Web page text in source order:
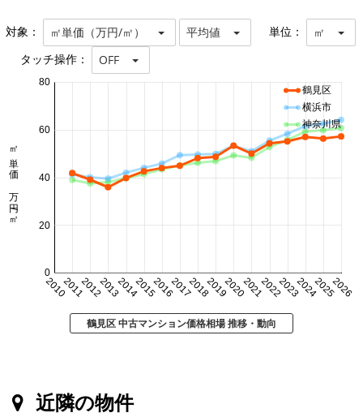
対象： ㎡単価（万円/㎡） 平均値 単位： ㎡
タッチ操作： OFF
20102011201220132014201520162017201820192020202120222023202420252026
0
20
40
60
80
㎡単価 万円/㎡
鶴見区
横浜市
神奈川県
鶴見区 中古マンション価格相場 推移・動向
近隣の物件